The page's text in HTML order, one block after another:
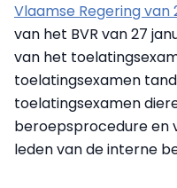
Vlaamse Regering van
van het BVR van 27
van het
toelatingsexamen
toelatingsexamen
beroepsprocedure en
leden van de interne